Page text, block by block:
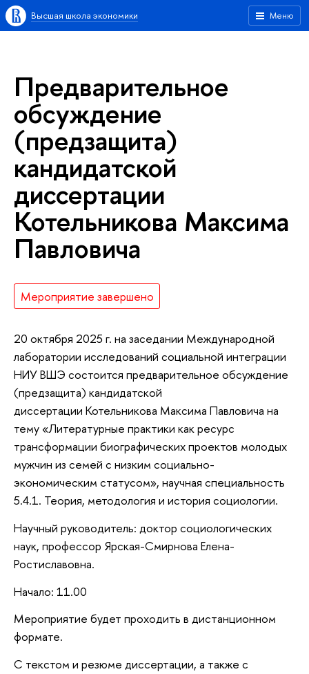
Меню
Высшая школа экономики
Предварительное
обсуждение
(предзащита)
кандидатской
диссертации
Котельникова Максима
Павловича
Мероприятие завершено
20 октября 2025 г. на заседании Международной
лаборатории исследований социальной интеграции
НИУ ВШЭ состоится предварительное обсуждение
(предзащита) кандидатской
диссертации Котельникова Максима Павловича на
тему «Литературные практики как ресурс
трансформации биографических проектов молодых
мужчин из семей с низким социально-
экономическим статусом», научная специальность
5.4.1. Теория, методология и история социологии.
Научный руководитель: доктор социологических
наук, профессор Ярская-Смирнова Елена-
Ростиславовна.
Начало: 11.00
Мероприятие будет проходить в дистанционном
формате.
С текстом и резюме диссертации, а также с